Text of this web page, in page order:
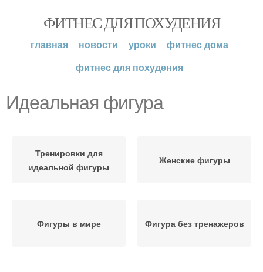
ФИТНЕС ДЛЯ ПОХУДЕНИЯ
главная новости уроки
фитнес дома
фитнес для похудения
Идеальная фигура
Тренировки для
идеальной фигуры
Женские фигуры
Фигуры в мире Фигура без тренажеров